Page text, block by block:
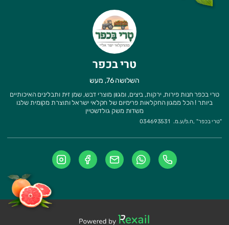
טרי בכפר
השלושה 76, מעש
טרי בכפר חנות פירות, ירקות, ביצים, ומגוון מוצרי דבש, שמן זית ותבלינים האיכותיים
ביותר ! הכל ממגון החקלאות פרימיום של חקלאי ישראל ותוצרת מקומית שלנו
משדות משק גולדשטיין
"טרי בכפר" ,ח.פ/ע.מ. 034693531